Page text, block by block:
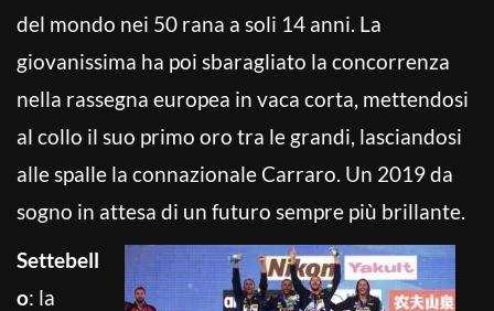
del mondo nei 50 rana a soli 14 anni. La
giovanissima ha poi sbaragliato la concorrenza
nella rassegna europea in vaca corta, mettendosi
al collo il suo primo oro tra le grandi, lasciandosi
alle spalle la connazionale Carraro. Un 2019 da
sogno in attesa di un futuro sempre più brillante.
Settebell
o: la